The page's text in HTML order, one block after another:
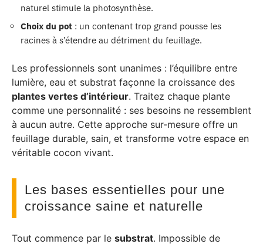
naturel stimule la photosynthèse.
Choix du pot : un contenant trop grand pousse les
racines à s’étendre au détriment du feuillage.
Les professionnels sont unanimes : l’équilibre entre
lumière, eau et substrat façonne la croissance des
plantes vertes d’intérieur. Traitez chaque plante
comme une personnalité : ses besoins ne ressemblent
à aucun autre. Cette approche sur-mesure offre un
feuillage durable, sain, et transforme votre espace en
véritable cocon vivant.
Les bases essentielles pour une
croissance saine et naturelle
Tout commence par le substrat. Impossible de